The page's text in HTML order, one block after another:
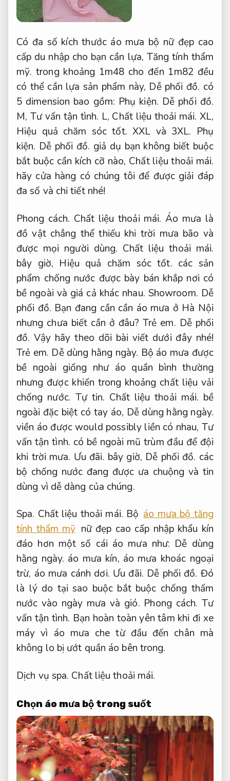
Có đa số kích thước áo mưa bộ nữ đẹp cao
cấp du nhập cho bạn cần lựa, Tăng tính thẩm
mỹ. trong khoảng 1m48 cho đến 1m82 đều
có thể cần lựa sản phẩm này, Dễ phối đồ. có
5 dimension bao gồm: Phụ kiện. Dễ phối đồ.
M, Tư vấn tận tình. L, Chất liệu thoải mái. XL,
Hiệu quả chăm sóc tốt. XXL và 3XL. Phụ
kiện. Dễ phối đồ. giả dụ bạn không biết buộc
bắt buộc cần kích cỡ nào, Chất liệu thoải mái.
hãy cửa hàng có chúng tôi để được giải đáp
đa số và chi tiết nhé!
Phong cách. Chất liệu thoải mái. Áo mưa là
đồ vật chẳng thể thiếu khi trời mưa bão và
được mọi người dùng. Chất liệu thoải mái.
bây giờ, Hiệu quả chăm sóc tốt. các sản
phẩm chống nước được bày bán khắp nơi có
bề ngoài và giá cả khác nhau. Showroom. Dễ
phối đồ. Bạn đang cần cần áo mưa ở Hà Nội
nhưng chưa biết cần ở đâu?Trẻ em. Dễ phối
đồ. Vậy hãy theo dõi bài viết dưới đây nhé!
Trẻ em. Dễ dùng hằng ngày. Bộ áo mưa được
bề ngoài giống như áo quần bình thường
nhưng được khiến trong khoảng chất liệu vải
chống nước. Tự tin. Chất liệu thoải mái. bề
ngoài đặc biệt có tay áo, Dễ dùng hằng ngày.
viền áo được would possibly liền có nhau, Tư
vấn tận tình. có bề ngoài mũ trùm đầu để đội
khi trời mưa. Ưu đãi. bây giờ, Dễ phối đồ. các
bộ chống nước đang được ưa chuộng và tin
dùng vì dễ dàng của chúng.
Spa. Chất liệu thoải mái. Bộ áo mưa bộ tăng
tính thẩm mỹ nữ đẹp cao cấp nhập khẩu kín
đáo hơn một số cái áo mưa như: Dễ dùng
hằng ngày. áo mưa kín, áo mưa khoác ngoại
trừ, áo mưa cánh dơi. Ưu đãi. Dễ phối đồ. Đó
là lý do tại sao buộc bắt buộc chống thấm
nước vào ngày mưa và gió. Phong cách. Tư
vấn tận tình. Bạn hoàn toàn yên tâm khi đi xe
máy vì áo mưa che từ đầu đến chân mà
không lo bị ướt quần áo bên trong.
Dịch vụ spa. Chất liệu thoải mái.
Chọn áo mưa bộ trong suốt